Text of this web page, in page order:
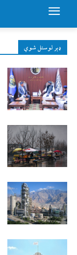
ډېر لوستل شوي